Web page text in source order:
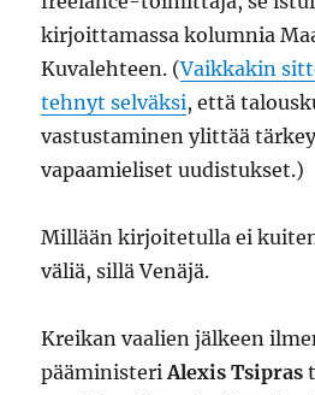
kirjoittamassa kolumnia
Kuvalehteen. (Vaikkakin
tehnyt selväksi, että
vastustaminen ylittää
vapaamieliset uudistukset.)
Millään kirjoitetulla ei
väliä, sillä Venäjä.
Kreikan vaalien jälkeen
pääministeriAlexis Tsipras